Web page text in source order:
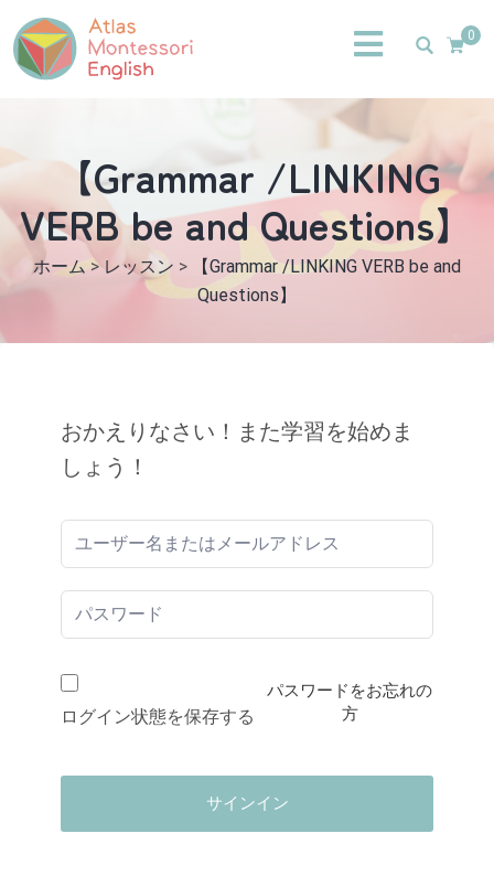
0
【Grammar /LINKING
VERB be and Questions】
ホーム > レッスン >
【Grammar /LINKING VERB be and
Questions】
おかえりなさい！また学習を始めま
しょう！
ログイン状態を保存する
パスワードをお忘れの
方
サインイン